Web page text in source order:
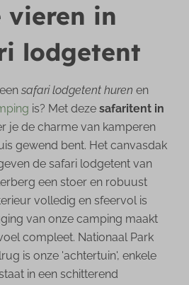
vieren in
lodgetent
safari lodgetent huren en
is? Met dezesafaritent in
je de charme van kamperen
gewend bent. Het canvasdak
de safari lodgetent van
een stoer en robuust
volledig en sfeervol is
van onze camping maakt
compleet. Nationaal Park
is onze 'achtertuin', enkele
in een schitterend